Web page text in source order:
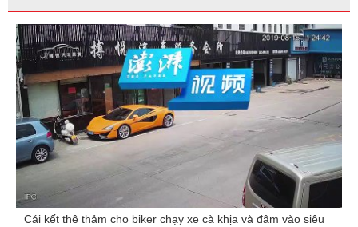
Cái kết thê thảm cho biker chạy xe cà khịa và đâm vào siêu